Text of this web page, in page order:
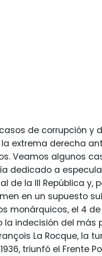
de corrupción y
extrema derecha
Veamos algunos
dedicado a
de la III República y,
en un supuesto
monárquicos, el 4 de
indecisión del más
La Rocque, la
triunfó el Frente